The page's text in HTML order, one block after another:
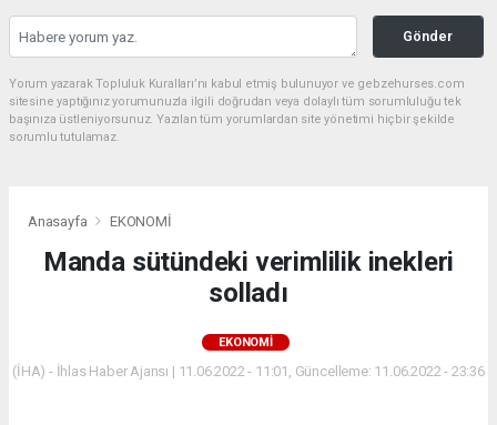
Gönder
Yorum yazarak Topluluk Kuralları’nı kabul etmiş bulunuyor ve gebzehurses.com
sitesine yaptığınız yorumunuzla ilgili doğrudan veya dolaylı tüm sorumluluğu tek
başınıza üstleniyorsunuz. Yazılan tüm yorumlardan site yönetimi hiçbir şekilde
sorumlu tutulamaz.
Anasayfa EKONOMİ
Manda sütündeki verimlilik inekleri
solladı
EKONOMİ
(İHA) - İhlas Haber Ajansı | 11.06.2022 - 11:01, Güncelleme: 11.06.2022 - 23:36